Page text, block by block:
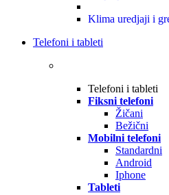
Klima uredjaji i
Telefoni i tableti
Telefoni i tableti
Fiksni telefoni
Žičani
Bežični
Mobilni telefoni
Standardni
Android
Iphone
Tableti